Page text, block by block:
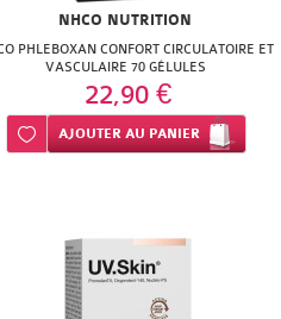
NHCO NUTRITION
PHLEBOXAN CONFORT CIRCULATOIRE ET
VASCULAIRE 70 GÉLULES
22,90 €
Ajouter à ma liste d’envie
AJOUTERAU PANIER